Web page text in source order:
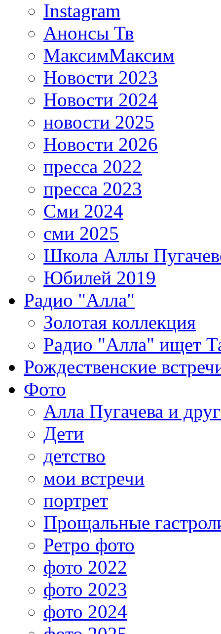
Instagram
Анонсы Тв
МаксимМаксим
Новости 2023
Новости 2024
новости 2025
Новости 2026
пресса 2022
пресса 2023
Сми 2024
сми 2025
Школа Аллы
Юбилей 2019
Радио "Алла"
Золотая коллекция
Радио "Алла" ищет
Рождественские
Фото
Алла Пугачева и
Дети
детство
мои встречи
портрет
Прощальные
Ретро фото
фото 2022
фото 2023
фото 2024